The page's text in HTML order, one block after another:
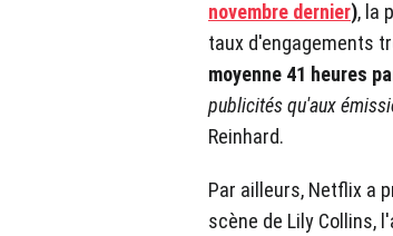
novembre dernier), la
taux d'engagements
moyenne 41 heures
publicités qu'aux
Reinhard.
Par ailleurs, Netflix a
scène de Lily Collins,